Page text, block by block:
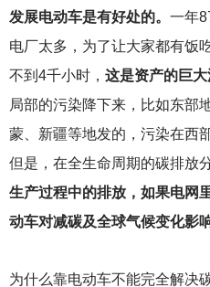
发展电动车是有好处的。 一年
电厂太多，为了让大家都有饭
不到4千小时， 这是资产的巨大
局部的污染降下来，比如东部
蒙、新疆等地发的，污染在西
但是，在全生命周期的碳排放
生产过程中的排放，如果电网
动车对减碳及全球气候变化影
为什么靠电动车不能完全解决